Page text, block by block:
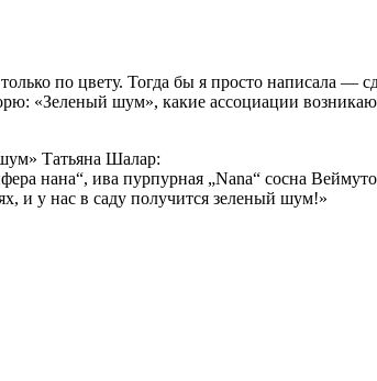
по цвету. Тогда бы я просто написала —
«Зеленый шум», какие ассоциации
Татьяна Шалар:
нана“, ива пурпурная „Nana“ сосна
и у нас в саду получится зеленый шум!»